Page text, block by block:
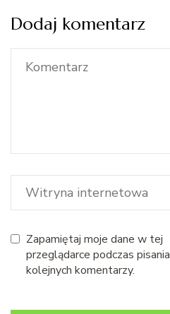
Dodaj komentarz
Zapamiętaj moje dane w tej
przeglądarce podczas pisania
kolejnych komentarzy.